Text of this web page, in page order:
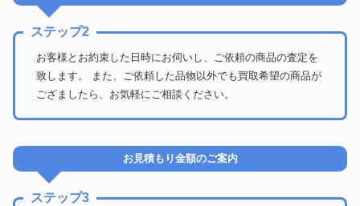
ステップ2
お客様とお約束した日時にお伺いし、ご依頼の商品の査定を
致します。 また、ご依頼した品物以外でも買取希望の商品が
ござましたら、お気軽にご相談ください。
お見積もり金額のご案内
ステップ3